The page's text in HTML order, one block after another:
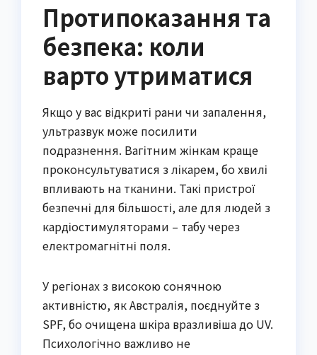
Протипоказання та
безпека: коли
варто утриматися
Якщо у вас відкриті рани чи запалення,
ультразвук може посилити
подразнення. Вагітним жінкам краще
проконсультуватися з лікарем, бо хвилі
впливають на тканини. Такі пристрої
безпечні для більшості, але для людей з
кардіостимуляторами – табу через
електромагнітні поля.
У регіонах з високою сонячною
активністю, як Австралія, поєднуйте з
SPF, бо очищена шкіра вразливіша до UV.
Психологічно важливо не